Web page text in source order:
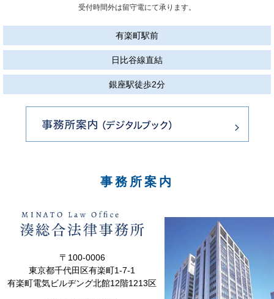
受付時間外は留守電にて承ります。
有楽町駅前
日比谷線直結
銀座駅徒歩2分
事務所案内
〒100-0006
東京都千代田区有楽町1-7-1
有楽町電気ビルヂング北館12階1213区